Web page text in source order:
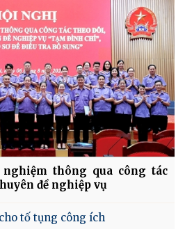
thông qua công tác
đề nghiệp vụ
tố tụng công ích